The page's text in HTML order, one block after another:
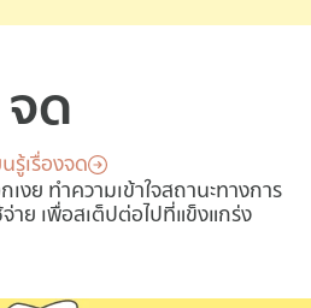
จด
งย ทำความเข้าใจสถานะทางการ
าย เพื่อสเต็ปต่อไปที่แข็งแกร่ง
นรู้เรื่องจด